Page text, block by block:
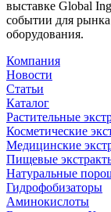
выставке Global
событии для рынка
оборудования.
Компания
Новости
Статьи
Каталог
Растительные
Косметические
Медицинские
Пищевые
Натуральные
Гидрофобизаторы
Аминокислоты